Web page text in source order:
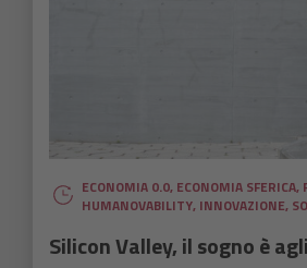
ECONOMIA 0.0, ECONOMIA SFERICA,
HUMANOVABILITY, INNOVAZIONE,
Silicon Valley, il sogno è